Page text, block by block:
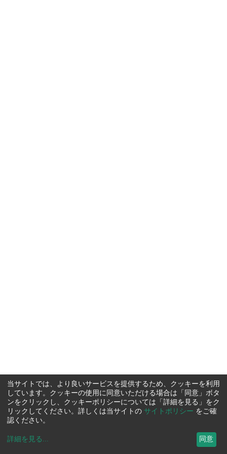
当サイトでは、より良いサービスを提供するため、クッキーを利用
しています。クッキーの使用に同意いただける場合は「同意」ボタ
ンをクリックし、クッキーポリシーについては「詳細を見る」をク
リックしてください。詳しくは当サイトの サイトポリシー をご確
認ください。
詳細を見る ... 同意